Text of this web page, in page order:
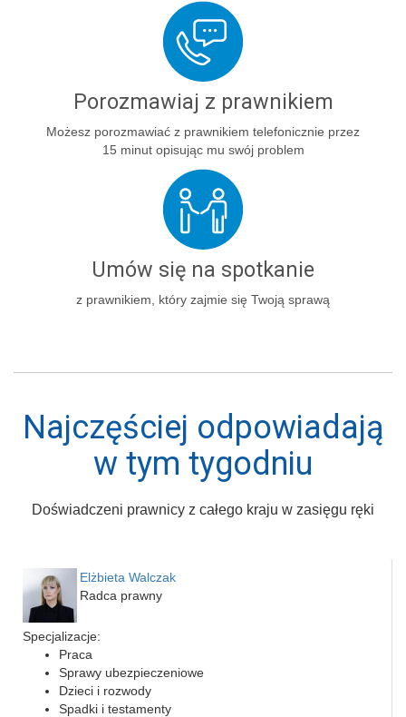
Porozmawiaj z prawnikiem
Możesz porozmawiać z prawnikiem telefonicznie przez
15 minut opisując mu swój problem
Umów się na spotkanie
z prawnikiem, który zajmie się Twoją sprawą
Najczęściej odpowiadają
w tym tygodniu
Doświadczeni prawnicy z całego kraju w zasięgu ręki
Elżbieta Walczak
Radca prawny
Specjalizacje:
Praca
Sprawy ubezpieczeniowe
Dzieci i rozwody
Spadki i testamenty